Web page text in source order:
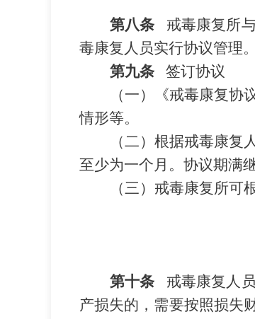
第八条 戒毒康复所
毒康复人员实行协议管理。
第九条签订协议
（一）《戒毒康复
情形等。
（二）根据戒毒康
至少为一个月。协议期满
（三）戒毒康复所可
第十条 戒毒康复人
产损失的，需要按照损失